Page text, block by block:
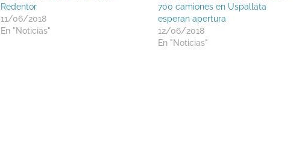
Redentor
11/06/2018
En "Noticias"
700 camiones en Uspallata
esperan apertura
12/06/2018
En "Noticias"